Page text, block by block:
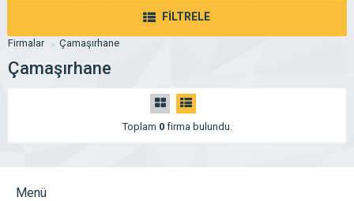
FİLTRELE
Firmalar Çamaşırhane
Çamaşırhane
Toplam 0firma bulundu.
Menü